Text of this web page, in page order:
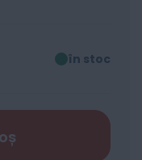
în stoc